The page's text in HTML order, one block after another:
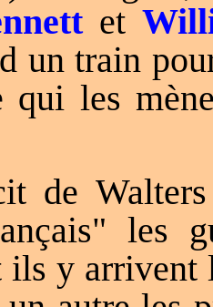
et
un train
qui les
de
les
ils y arrivent